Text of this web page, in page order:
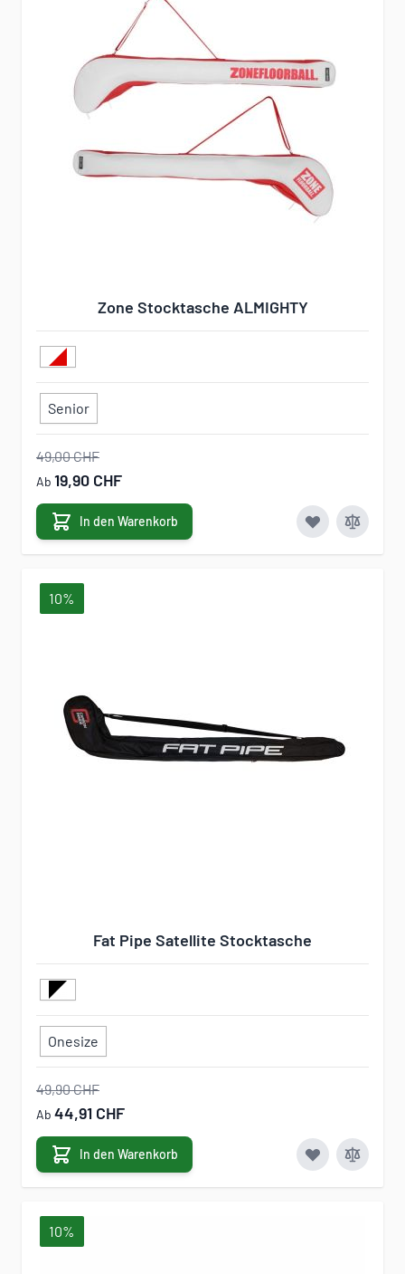
Zone Stocktasche ALMIGHTY
Senior
49,00 CHF
Ab 19,90 CHF
In den Warenkorb
10%
Fat Pipe Satellite Stocktasche
Onesize
49,90 CHF
Ab 44,91 CHF
In den Warenkorb
10%